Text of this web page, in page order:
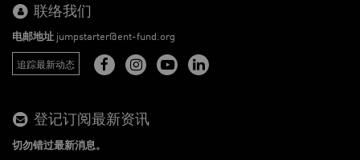
联络我们
电邮地址 jumpstarter@ent-fund.org
追踪最新动态
登记订阅最新资讯
切勿错过最新消息。